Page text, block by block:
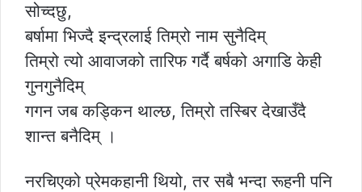
सोच्दछु,
बर्षामा भिज्दै इन्द्रलाई तिम्रो नाम सुनैदिम्
तिम्रो त्यो आवाजको तारिफ गर्दै बर्षको अगाडि केही
गुनगुनैदिम्
गगन जब कड्किन थाल्छ, तिम्रो तस्बिर देखाउँदै
शान्त बनैदिम् ।
नरचिएको प्रेमकहानी थियो, तर सबै भन्दा रूहनी पनि